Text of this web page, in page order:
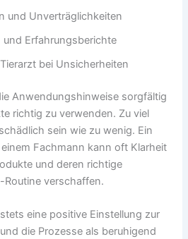
und Unverträglichkeiten
und Erfahrungsberichte
bei Unsicherheiten
Anwendungshinweise sorgfältig
richtig zu verwenden. Zu viel
sein wie zu wenig. Ein
Fachmann kann oft Klarheit
und deren richtige
Routine verschaffen.
eine positive Einstellung zur
die Prozesse als beruhigend